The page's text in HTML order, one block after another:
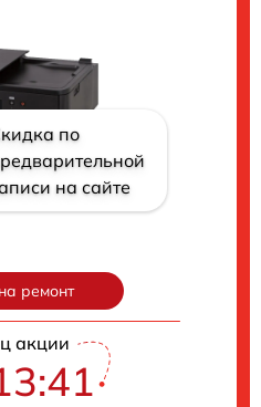
по
на сайте
ремонт
акции